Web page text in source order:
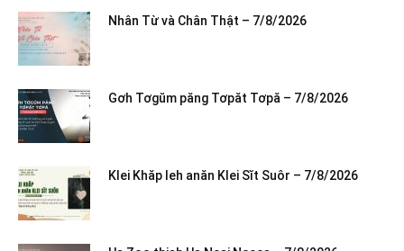
Nhân Từ và Chân Thật – 7/8/2026
Gơh Tơgŭm păng Tơpăt Tơpă – 7/8/2026
Klei Khăp leh anăn Klei Sĭt Suôr – 7/8/2026